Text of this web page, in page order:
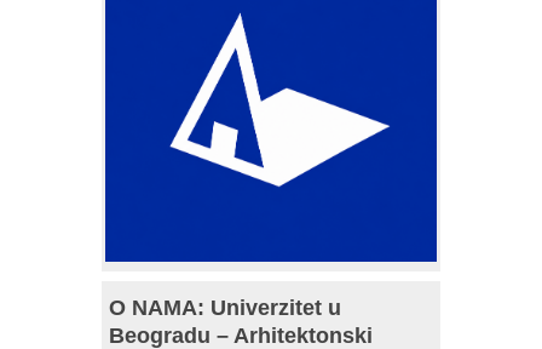
O NAMA: Univerzitet u
Beogradu – Arhitektonski